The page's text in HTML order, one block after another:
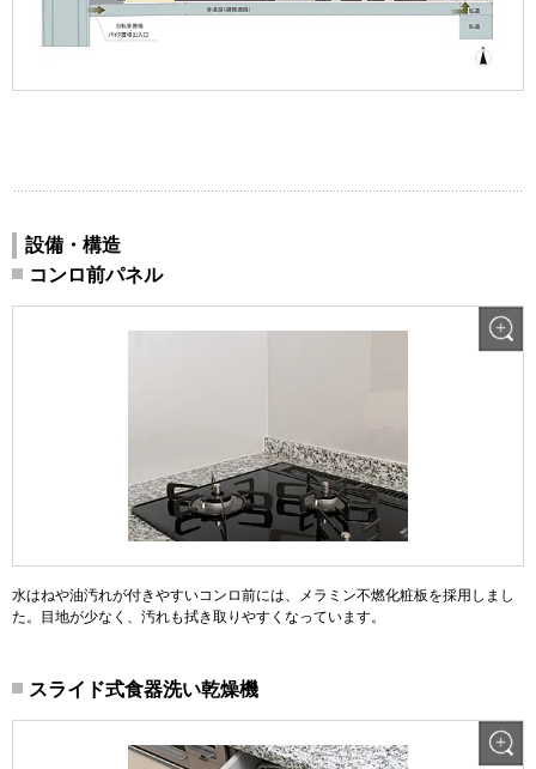
設備・構造
コンロ前パネル
水はねや油汚れが付きやすいコンロ前には、メラミン不燃化粧板を採用しまし
た。目地が少なく、汚れも拭き取りやすくなっています。
スライド式食器洗い乾燥機